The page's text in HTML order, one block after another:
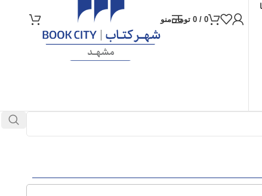
0
/
0 تومانمنو